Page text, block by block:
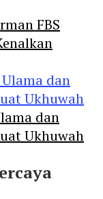
FBS
dan
Ukhuwah